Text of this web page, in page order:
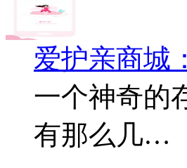
爱护亲商城
一个神奇的
有那么几…